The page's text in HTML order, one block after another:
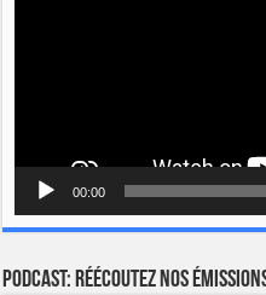
00:00
Podcast: Réécoutez nos